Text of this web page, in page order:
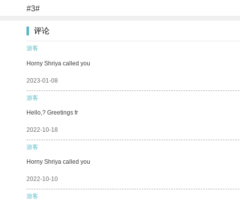
#3#
评论
游客
Horny Shriya called you
2023-01-08
游客
Hello,? Greetings fr
2022-10-18
游客
Horny Shriya called you
2022-10-10
游客